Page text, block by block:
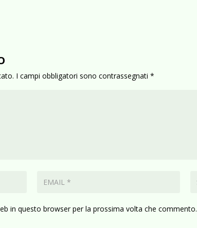
I campi obbligatori sono contrassegnati*
in questo browser per la prossima volta che commento.